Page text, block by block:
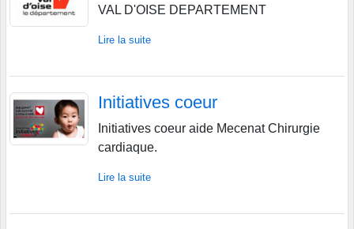
VAL D'OISE DEPARTEMENT
Lire la suite
Initiatives coeur
Initiatives coeur aide Mecenat Chirurgie
cardiaque.
Lire la suite